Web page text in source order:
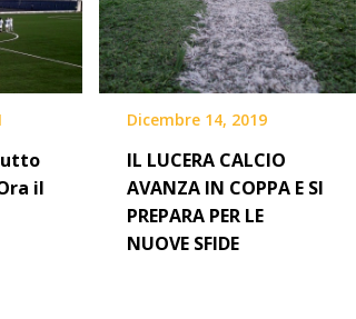
il
Dicembre 14, 2019
IL LUCERA CALCIO
AVANZA IN COPPA E SI
PREPARA PER LE
NUOVE SFIDE